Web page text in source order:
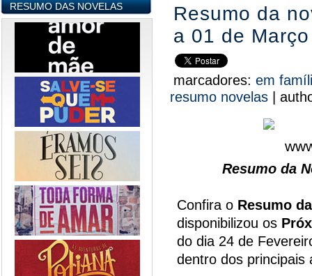
RESUMO DAS NOVELAS
Resumo da
a 01 de Março
marcadores: em
resumo novelas |
Resumo da
Confira o Resumo
disponibilizou os
do dia 24 de
dentro dos principais